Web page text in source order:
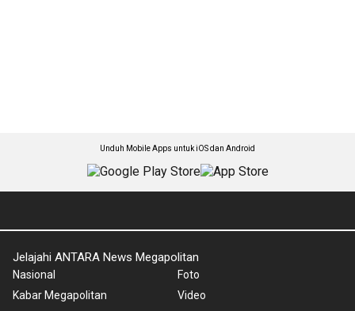
Unduh Mobile Apps untuk iOS dan Android
Jelajahi ANTARA News Megapolitan
Nasional
Kabar Megapolitan
Foto
Video